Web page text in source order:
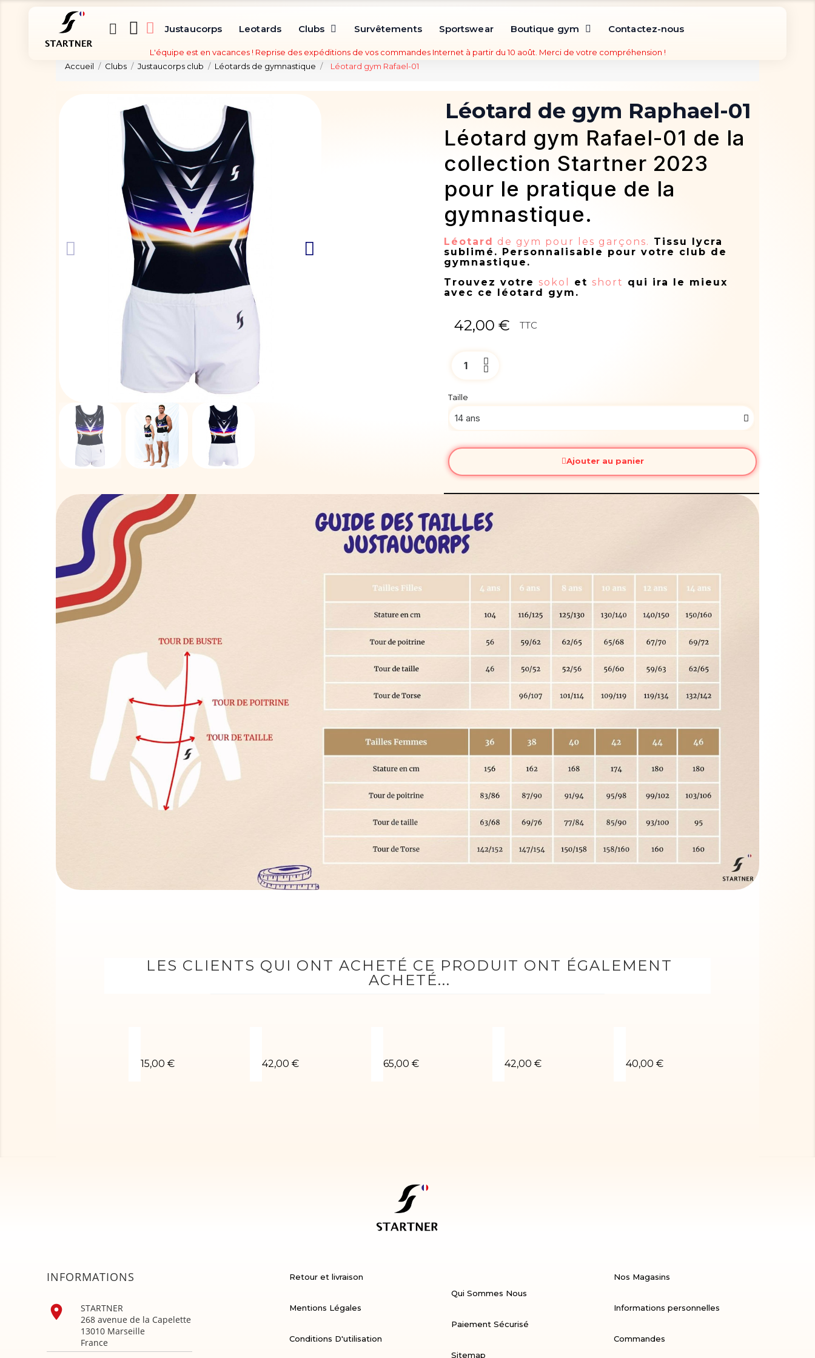
Justaucorps Leotards Clubs Survêtements Sportswear Boutique gym Contactez-nous
L'équipe est en vacances ! Reprise des expéditions de vos commandes Internet à partir du 10 août. Merci de votre compréhension !
Accueil
Clubs Justaucorps club Léotards de gymnastique Léotard gym Rafael-01
Léotard de gym Raphael-01
Léotard gym Rafael-01 de la
collection Startner 2023
pour le pratique de la
gymnastique.
Léotard de gym pour les garçons. Tissu lycra
sublimé. Personnalisable pour votre club de
gymnastique.
Trouvez votre sokol et short qui ira le mieux
avec ce léotard gym.
42,00 € TTC
Taille
Ajouter au panier
LES CLIENTS QUI ONT ACHETÉ CE PRODUIT ONT ÉGALEMENT
ACHETÉ...
15,00 € 42,00 € 65,00 € 42,00 € 40,00 €
INFORMATIONS

STARTNER
268 avenue de la Capelette
13010 Marseille
France
Retour et livraison
Mentions Légales
Conditions D'utilisation
Qui Sommes Nous
Paiement Sécurisé
Sitemap
Nos Magasins
Informations personnelles
Commandes